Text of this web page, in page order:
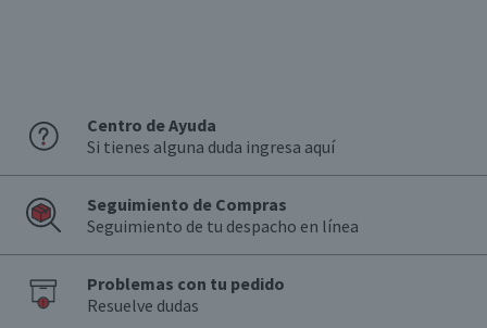
Centro de Ayuda
Si tienes alguna duda ingresa aquí
Seguimiento de Compras
Seguimiento de tu despacho en línea
Problemas con tu pedido
Resuelve dudas